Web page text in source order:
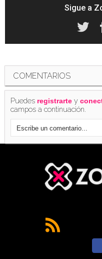
Sigue a
COMENTARIOS
Puedes registrarte y
campos a continuación.